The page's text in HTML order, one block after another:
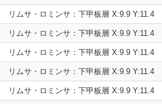
リムサ・ロミンサ：下甲板層 X:9.9 Y:11.4
リムサ・ロミンサ：下甲板層 X:9.9 Y:11.4
リムサ・ロミンサ：下甲板層 X:9.9 Y:11.4
リムサ・ロミンサ：下甲板層 X:9.9 Y:11.4
リムサ・ロミンサ：下甲板層 X:9.9 Y:11.4